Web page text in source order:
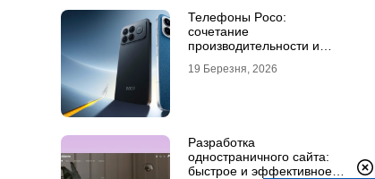
Телефоны Poco:
сочетание
производительности и
19 Березня, 2026
Разработка
одностраничного сайта:
быстрое и эффективное